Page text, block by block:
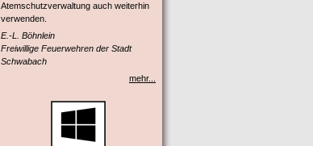
Atemschutzverwaltung auch weiterhin
verwenden.
E.-L. Böhnlein
Freiwillige Feuerwehren der Stadt
Schwabach
mehr...